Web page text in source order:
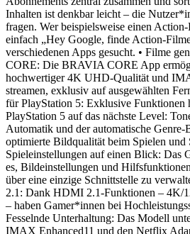
Inhalten ist denkbar leicht – die
fragen. Wer beispielsweise einen
einfach „Hey Google, finde Action-
verschiedenen Apps gesucht. • Filme
CORE: Die BRAVIA CORE App
hochwertiger 4K UHD-Qualität und
streamen, exklusiv auf ausgewählten
für PlayStation 5: Exklusive Funktionen
PlayStation 5 auf das nächste Level:
Automatik und der automatische
optimierte Bildqualität beim Spielen und
Spieleinstellungen auf einen Blick: Das
es, Bildeinstellungen und
über eine einzige Schnittstelle zu
2.1: Dank HDMI 2.1-Funktionen –
– haben Gamer*innen bei
Fesselnde Unterhaltung: Das Modell
IMAX Enhanced11 und den Netflix